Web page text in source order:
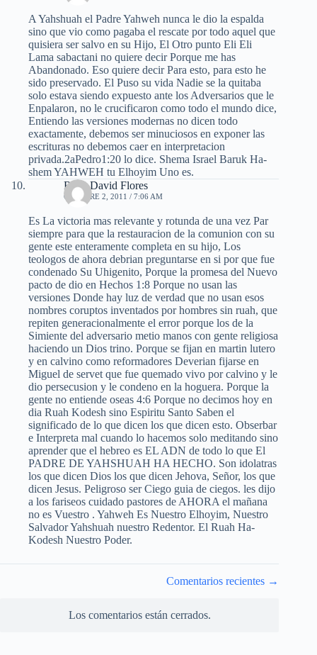
A Yahshuah el Padre Yahweh nunca le dio la espalda
sino que vio como pagaba el rescate por todo aquel que
quisiera ser salvo en su Hijo, El Otro punto Eli Eli
Lama sabactani no quiere decir Porque me has
Abandonado. Eso quiere decir Para esto, para esto he
sido preservado. El Puso su vida Nadie se la quitaba
solo estava siendo expuesto ante los Adversarios que le
Enpalaron, no le crucificaron como todo el mundo dice,
Entiendo las versiones modernas no dicen todo
exactamente, debemos ser minuciosos en exponer las
escrituras no debemos caer en interpretacion
privada.2aPedro1:20 lo dice. Shema Israel Baruk Ha-
shem YAHWEH tu Elhoyim Uno es.
Rene David Flores
OCTUBRE 2, 2011 / 7:06 AM
Es La victoria mas relevante y rotunda de una vez Par
siempre para que la restauracion de la comunion con su
gente este enteramente completa en su hijo, Los
teologos de ahora debrian preguntarse en si por que fue
condenado Su Uhigenito, Porque la promesa del Nuevo
pacto de dio en Hechos 1:8 Porque no usan las
versiones Donde hay luz de verdad que no usan esos
nombres coruptos inventados por hombres sin ruah, que
repiten generacionalmente el error porque los de la
Simiente del adversario metio manos con gente religiosa
haciendo un Dios trino. Porque se fijan en martin lutero
y en calvino como reformadores Deverian fijarse en
Miguel de servet que fue quemado vivo por calvino y le
dio persecusion y le condeno en la hoguera. Porque la
gente no entiende oseas 4:6 Porque no decimos hoy en
dia Ruah Kodesh sino Espiritu Santo Saben el
significado de lo que dicen los que dicen esto. Obserbar
e Interpreta mal cuando lo hacemos solo meditando sino
aprender que el hebreo es EL ADN de todo lo que El
PADRE DE YAHSHUAH HA HECHO. Son idolatras
los que dicen Dios los que dicen Jehova, Señor, los que
dicen Jesus. Peligroso ser Ciego guia de ciegos. les dijo
a los fariseos cuidado pastores de AHORA el mañana
no es Vuestro . Yahweh Es Nuestro Elhoyim, Nuestro
Salvador Yahshuah nuestro Redentor. El Ruah Ha-
Kodesh Nuestro Poder.
Comentarios recientes →
Los comentarios están cerrados.